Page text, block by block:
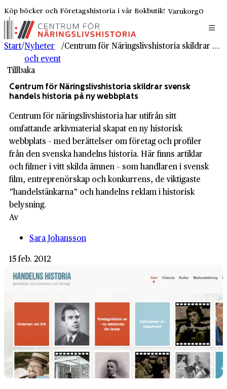
Köp böcker och Företagshistoria i vår Bokbutik! Varukorg0
Start/Nyheter
och event
/ Centrum för Näringslivshistoria skildrar svensk handels historia på ny webbplats
Tillbaka
Centrum för Näringslivshistoria skildrar svensk
handels historia på ny webbplats
Centrum för näringslivshistoria har utifrån sitt
omfattande arkivmaterial skapat en ny historisk
webbplats – med berättelser om företag och profiler
från den svenska handelns historia. Här finns artiklar
och filmer i vitt skilda ämnen – som handlaren i svensk
film, entreprenörskap och konkurrens, de viktigaste
”handelstänkarna” och handelns reklam i historisk
belysning.
Av
Sara Johansson
15 feb. 2012